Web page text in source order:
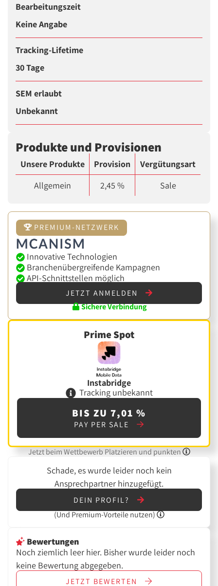
Bearbeitungszeit
Keine Angabe
Tracking-Lifetime
30 Tage
SEM erlaubt
Unbekannt
Produkte und Provisionen
Unsere Produkte Provision
Vergütungsart
Allgemein
2,45 % Sale
PREMIUM-NETZWERK
Innovative Technologien
Branchenübergreifende Kampagnen
API-Schnittstellen möglich
JETZT ANMELDEN
Sichere Verbindung
Prime Spot
Instabridge
Tracking unbekannt
BIS ZU 7,01 %
PAY PER SALE
Jetzt beim Wettbewerb Platzieren und punkten
Schade, es wurde leider noch kein
Ansprechpartner hinzugefügt.
DEIN PROFIL?
(Und Premium-Vorteile nutzen)
Bewertungen
Noch ziemlich leer hier. Bisher wurde leider noch
keine Bewertung abgegeben.
JETZT BEWERTEN